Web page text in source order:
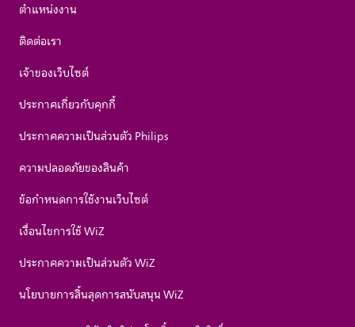
ตำแหน่งงาน
ติดต่อเรา
เจ้าของเว็บไซต์
ประกาศเกี่ยวกับคุกกี้
ประกาศความเป็นส่วนตัว Philips
ความปลอดภัยของสินค้า
ข้อกำหนดการใช้งานเว็บไซต์
เงื่อนไขการใช้ WiZ
ประกาศความเป็นส่วนตัว WiZ
นโยบายการสิ้นสุดการสนับสนุน WiZ